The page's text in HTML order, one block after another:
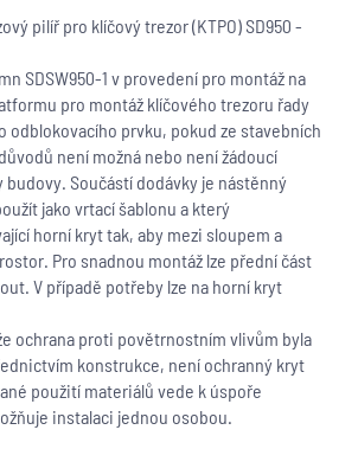
pilíř pro klíčový trezor (KTPO) SD950 -
SDSW950-1 v provedení pro montáž na
pro montáž klíčového trezoru řady
odblokovacího prvku, pokud ze stavebních
není možná nebo není žádoucí
budovy. Součástí dodávky je nástěnný
jako vrtací šablonu a který
horní kryt tak, aby mezi sloupem a
Pro snadnou montáž lze přední část
V případě potřeby lze na horní kryt
ochrana proti povětrnostním vlivům byla
konstrukce, není ochranný kryt
použití materiálů vede k úspoře
instalaci jednou osobou.